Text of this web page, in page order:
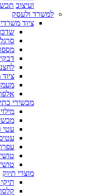
ועיצוב
למשרד ולעסק
ציוד
מכשירי
עטי
מוצרי תיוק
תיקי